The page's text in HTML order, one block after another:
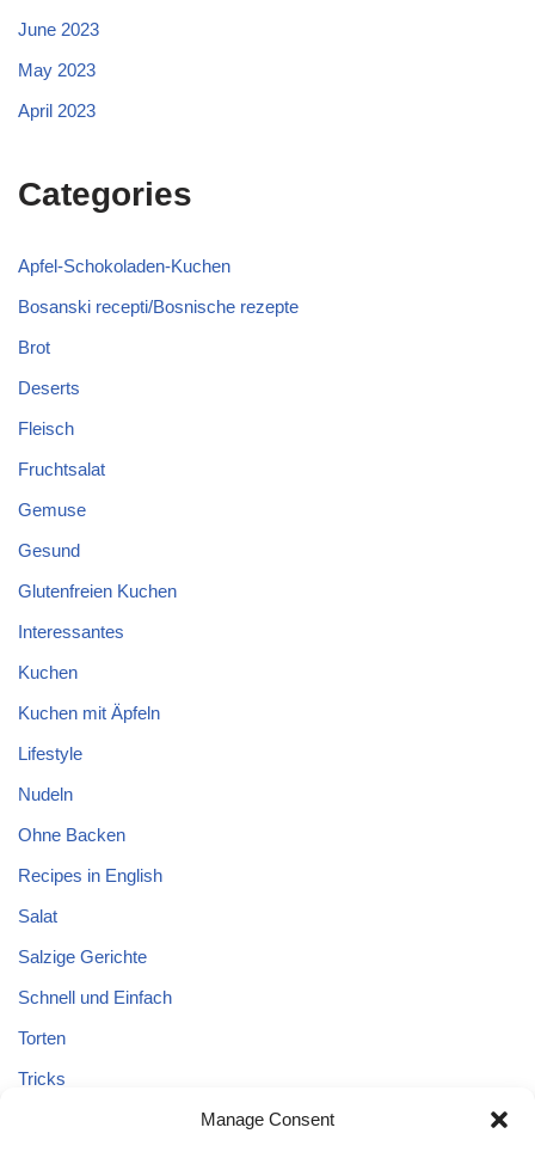
Manage Consent
June 2023
May 2023
April 2023
Categories
Apfel-Schokoladen-Kuchen
Bosanski recepti/Bosnische rezepte
Brot
Deserts
Fleisch
Fruchtsalat
Gemuse
Gesund
Glutenfreien Kuchen
Interessantes
Kuchen
Kuchen mit Äpfeln
Lifestyle
Nudeln
Ohne Backen
Recipes in English
Salat
Salzige Gerichte
Schnell und Einfach
Torten
Tricks